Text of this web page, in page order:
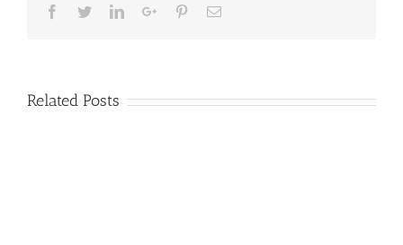
Facebook
TwitterLinkedInGoogle+PinterestEmail
Related Posts